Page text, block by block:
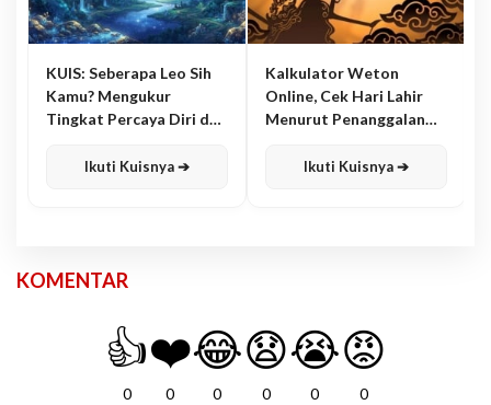
KUIS: Seberapa Leo Sih
Kamu? Mengukur
Tingkat Percaya Diri dan
Ikuti Kuisnya ➔
Kalkulator Weton
Online, Cek Hari Lahir
Menurut Penanggalan
Ikuti Kuisnya ➔
KOMENTAR
👍
0
❤️
0
😂
0
😧
0
😭
0
😡
0